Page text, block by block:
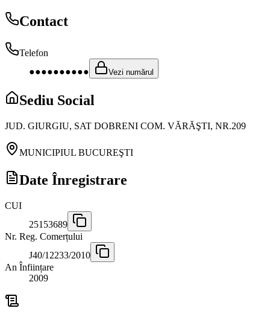
Contact
Telefon
●●●●●●●●●●
Vezi numărul
Sediu Social
JUD. GIURGIU, SAT DOBRENI COM. VĂRĂŞTI, NR.209
MUNICIPIUL BUCUREŞTI
Date Înregistrare
CUI
25153689
Nr. Reg. Comerțului
J40/12233/2010
An Înființare
2009